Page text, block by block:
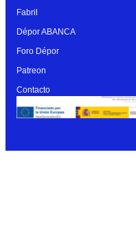
Fabril
Dépor ABANCA
Foro Dépor
Patreon
Contacto